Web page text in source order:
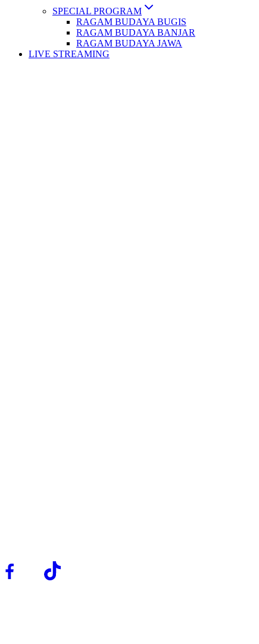
SPECIAL PROGRAM
RAGAM BUDAYA BUGIS
RAGAM BUDAYA BANJAR
RAGAM BUDAYA JAWA
LIVE STREAMING